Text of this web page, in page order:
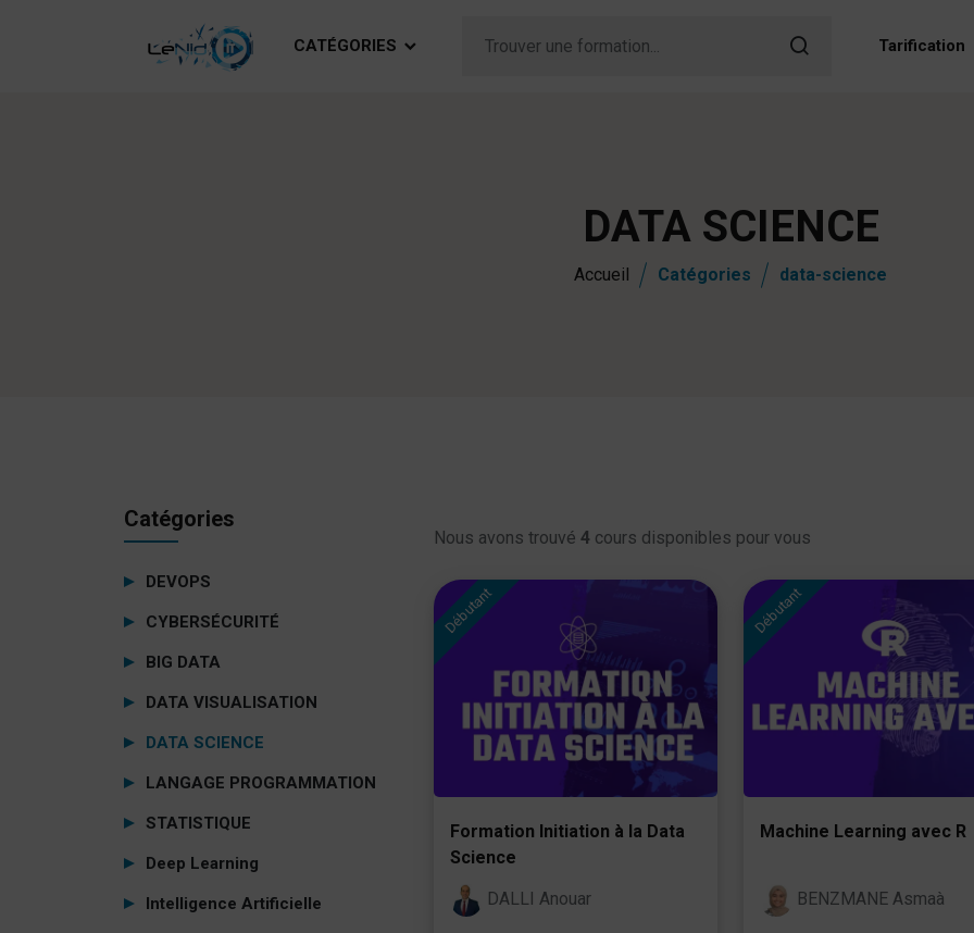
CATÉGORIES Tarification
DATA SCIENCE
Accueil Catégories data-science
Catégories
DEVOPS
CYBERSÉCURITÉ
BIG DATA
DATA VISUALISATION
DATA SCIENCE
LANGAGE PROGRAMMATION
STATISTIQUE
Deep Learning
Intelligence Artificielle
Nous avons trouvé 4 cours disponibles pour vous
Débutant
Formation Initiation à la Data
Science
DALLI Anouar
Débutant
Machine Learning avec R
BENZMANE Asmaà